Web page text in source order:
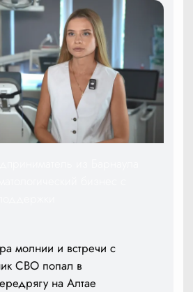
молнии и встречи с
СВО попал в
на Алтае